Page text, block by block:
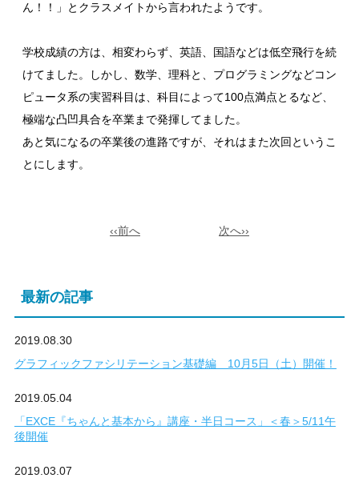
ん！！」とクラスメイトから言われたようです。
学校成績の方は、相変わらず、英語、国語などは低空飛行を続
けてました。しかし、数学、理科と、プログラミングなどコン
ピュータ系の実習科目は、科目によって100点満点とるなど、
極端な凸凹具合を卒業まで発揮してました。
あと気になるの卒業後の進路ですが、それはまた次回というこ
とにします。
‹‹前へ 次へ››
最新の記事
2019.08.30
グラフィックファシリテーション基礎編 10月5日（土）開催！
2019.05.04
「EXCE『ちゃんと基本から』講座・半日コース」＜春＞5/11午
後開催
2019.03.07